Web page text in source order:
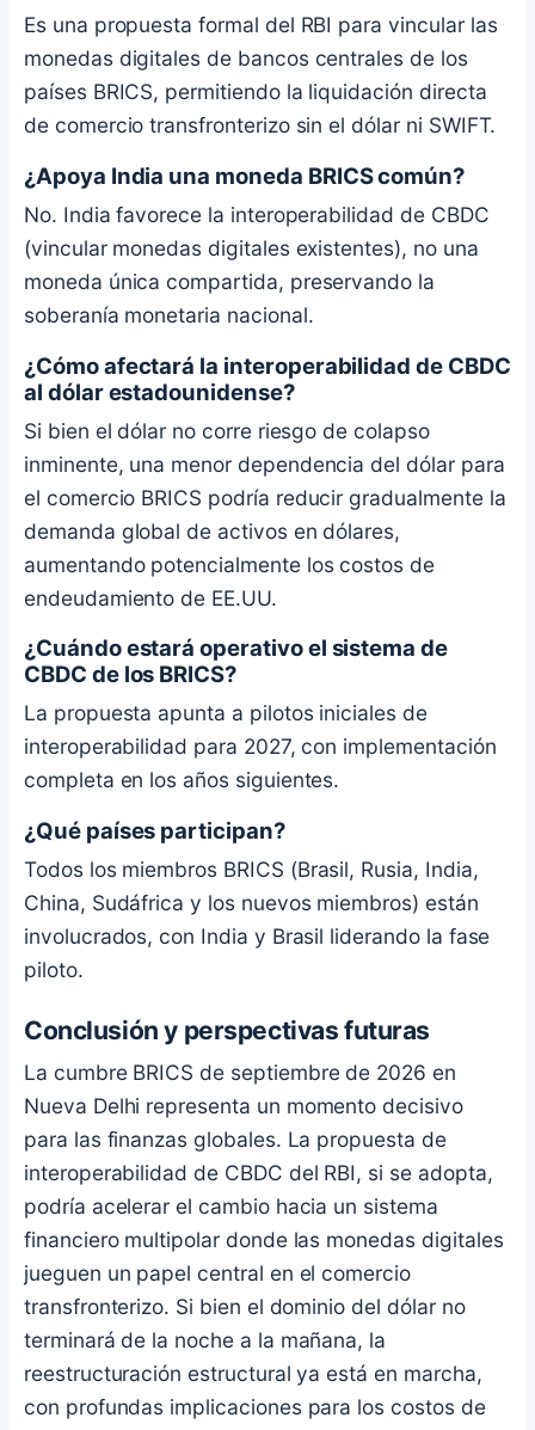
Es una propuesta formal del RBI para vincular las
monedas digitales de bancos centrales de los
países BRICS, permitiendo la liquidación directa
de comercio transfronterizo sin el dólar ni SWIFT.
¿Apoya India una moneda BRICS común?
No. India favorece la interoperabilidad de CBDC
(vincular monedas digitales existentes), no una
moneda única compartida, preservando la
soberanía monetaria nacional.
¿Cómo afectará la interoperabilidad de CBDC
al dólar estadounidense?
Si bien el dólar no corre riesgo de colapso
inminente, una menor dependencia del dólar para
el comercio BRICS podría reducir gradualmente la
demanda global de activos en dólares,
aumentando potencialmente los costos de
endeudamiento de EE.UU.
¿Cuándo estará operativo el sistema de
CBDC de los BRICS?
La propuesta apunta a pilotos iniciales de
interoperabilidad para 2027, con implementación
completa en los años siguientes.
¿Qué países participan?
Todos los miembros BRICS (Brasil, Rusia, India,
China, Sudáfrica y los nuevos miembros) están
involucrados, con India y Brasil liderando la fase
piloto.
Conclusión y perspectivas futuras
La cumbre BRICS de septiembre de 2026 en
Nueva Delhi representa un momento decisivo
para las finanzas globales. La propuesta de
interoperabilidad de CBDC del RBI, si se adopta,
podría acelerar el cambio hacia un sistema
financiero multipolar donde las monedas digitales
jueguen un papel central en el comercio
transfronterizo. Si bien el dominio del dólar no
terminará de la noche a la mañana, la
reestructuración estructural ya está en marcha,
con profundas implicaciones para los costos de